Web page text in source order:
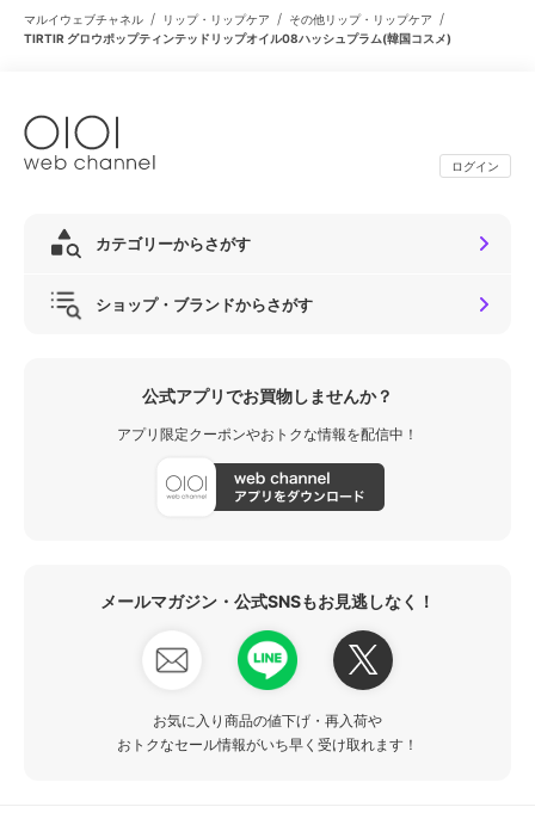
マルイウェブチャネル / リップ・リップケア / その他リップ・リップケア /
TIRTIR グロウポップティンテッドリップオイル08ハッシュプラム(韓国コスメ)
ログイン
カテゴリーからさがす
ショップ・ブランドからさがす
公式アプリでお買物しませんか？
アプリ限定クーポンやおトクな情報を配信中！
メールマガジン・公式SNSもお見逃しなく！
お気に入り商品の値下げ・再入荷や
おトクなセール情報がいち早く受け取れます！